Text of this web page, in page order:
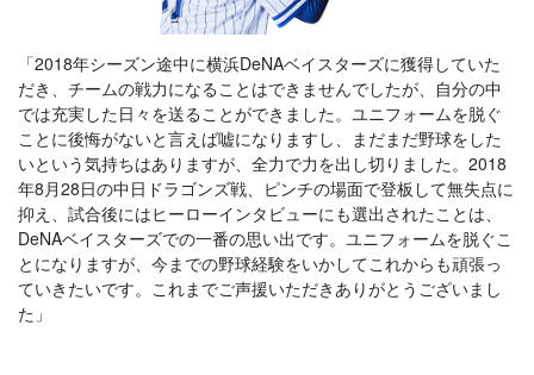
「2018年シーズン途中に横浜DeNAベイスターズに獲得していた
だき、チームの戦力になることはできませんでしたが、自分の中
では充実した日々を送ることができました。ユニフォームを脱ぐ
ことに後悔がないと言えば嘘になりますし、まだまだ野球をした
いという気持ちはありますが、全力で力を出し切りました。2018
年8月28日の中日ドラゴンズ戦、ピンチの場面で登板して無失点に
抑え、試合後にはヒーローインタビューにも選出されたことは、
DeNAベイスターズでの一番の思い出です。ユニフォームを脱ぐこ
とになりますが、今までの野球経験をいかしてこれからも頑張っ
ていきたいです。これまでご声援いただきありがとうございまし
た」